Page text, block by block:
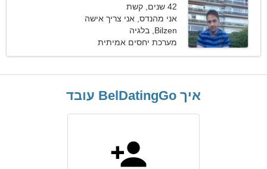
42 שנים, קשת
אני מהנדס, אני צריך אישה
חיבה
Bilzen, בלגיה
מערכת יחסים אמיתית
איך BelDatingGo עובד